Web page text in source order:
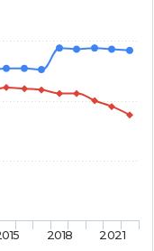
2018 2021